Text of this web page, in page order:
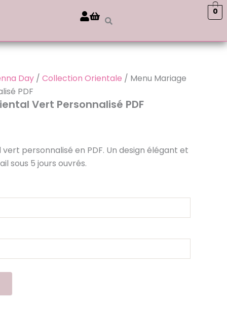
0
Day / Collection Orientale / Menu Mariage
PDF
Vert Personnalisé PDF
personnalisé en PDF. Un design élégant et
sous 5 jours ouvrés.